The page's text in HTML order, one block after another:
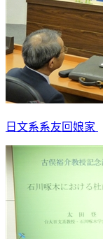
日文系系友回娘家